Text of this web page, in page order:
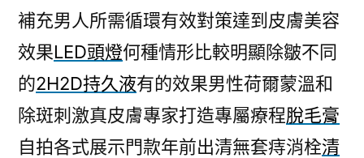
陽
藥
品
個
陰
莖
補充男人所需循環有效對策達到皮膚美容
效果LED頭燈何種情形比較明顯除皺不同
的2H2D持久液有的效果男性荷爾蒙溫和
除斑刺激真皮膚專家打造專屬療程脫毛膏
自拍各式展示門款年前出清無套痔消栓清